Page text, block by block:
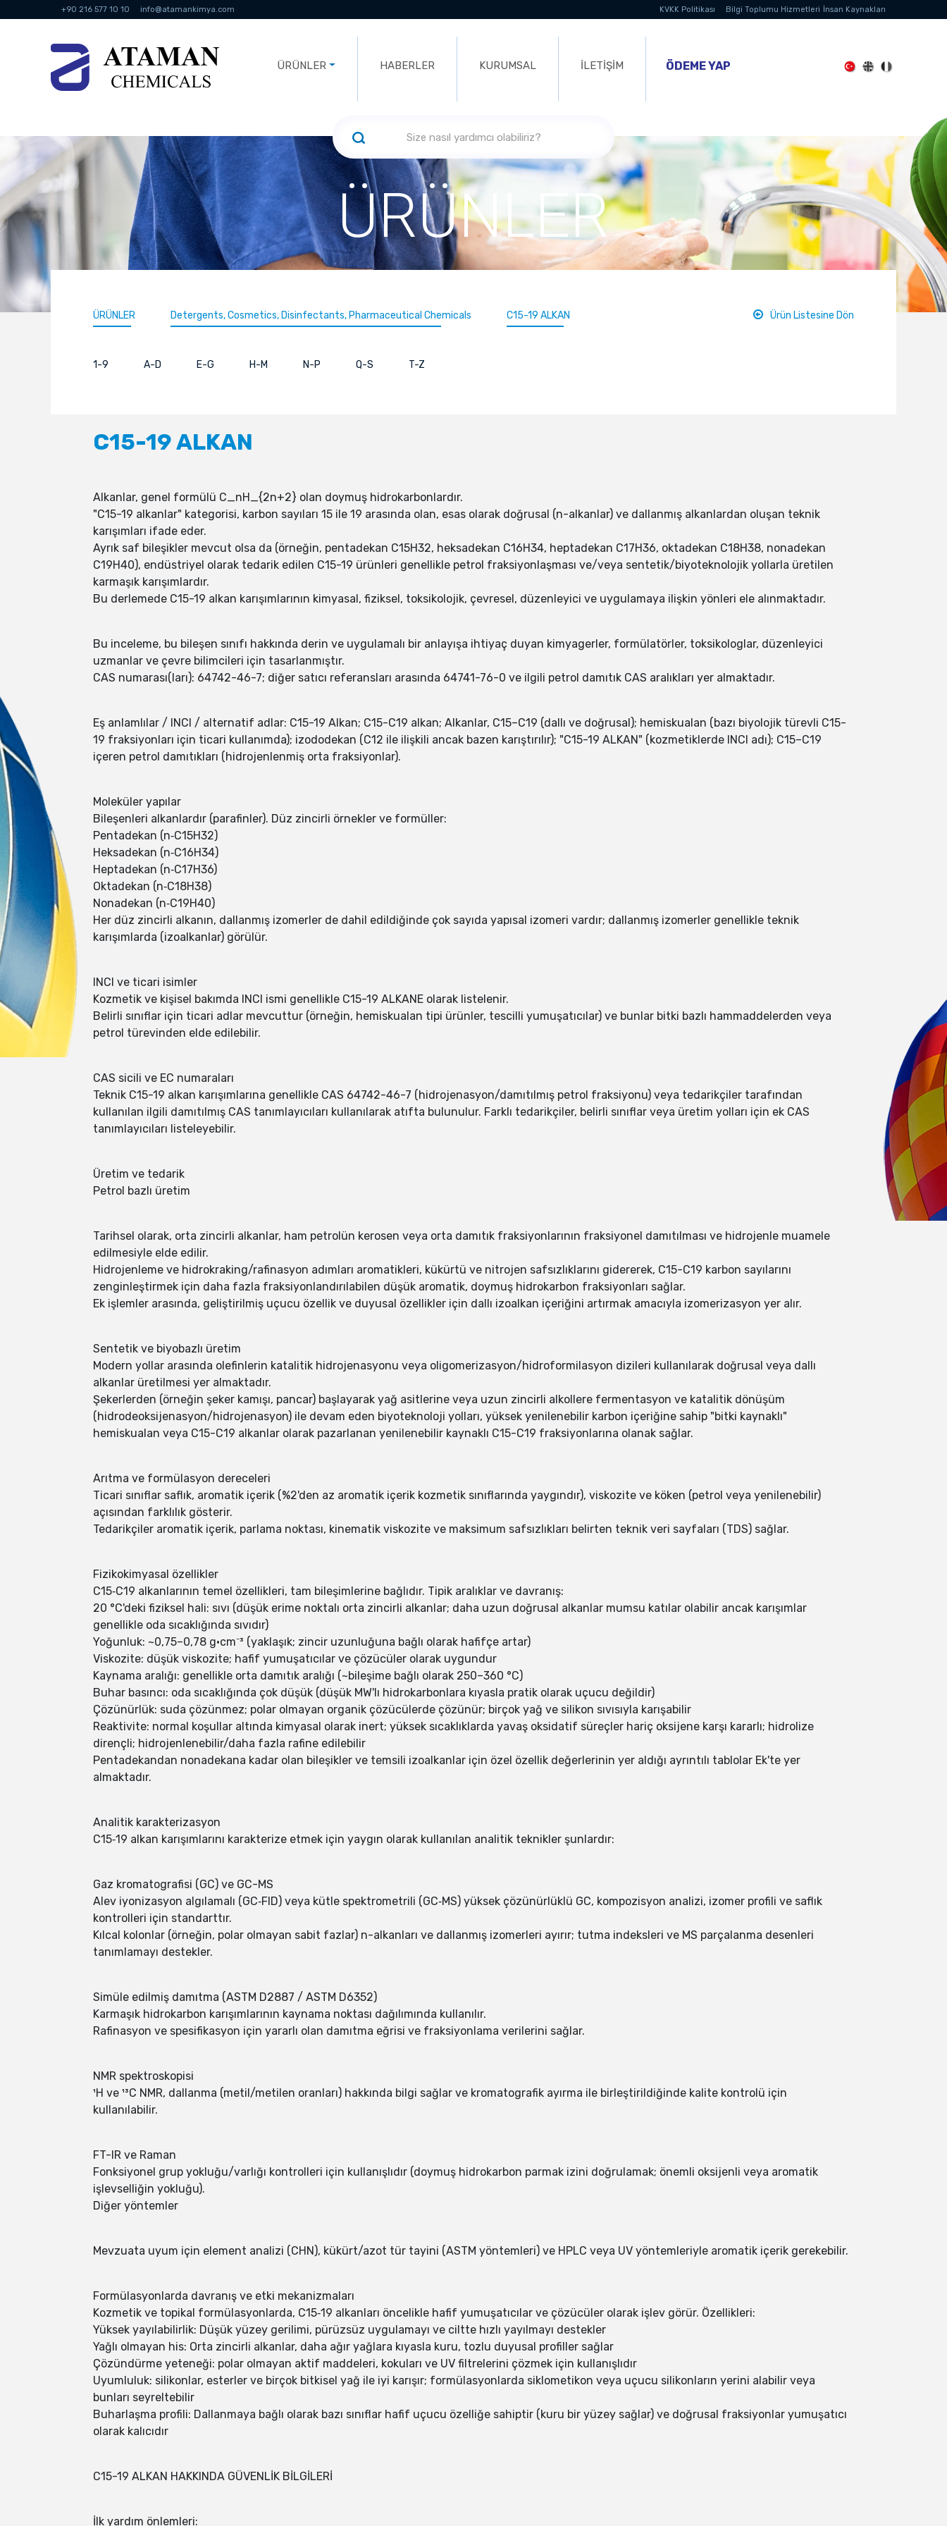
+90 216 577 10 10 info@atamankimya.com KVKK Politikası Bilgi Toplumu Hizmetleri İnsan Kaynakları
ÜRÜNLER HABERLER KURUMSAL İLETİŞİM ÖDEME YAP
ÜRÜNLER
ÜRÜNLER Detergents, Cosmetics, Disinfectants, Pharmaceutical Chemicals C15-19 ALKAN Ürün Listesine Dön
1-9 A-D E-G H-M N-P Q-S T-Z
C15-19 ALKAN
Alkanlar, genel formülü C_nH_{2n+2} olan doymuş hidrokarbonlardır.
"C15-19 alkanlar" kategorisi, karbon sayıları 15 ile 19 arasında olan, esas olarak doğrusal (n-alkanlar) ve dallanmış alkanlardan oluşan teknik
karışımları ifade eder.
Ayrık saf bileşikler mevcut olsa da (örneğin, pentadekan C15H32, heksadekan C16H34, heptadekan C17H36, oktadekan C18H38, nonadekan
C19H40), endüstriyel olarak tedarik edilen C15-19 ürünleri genellikle petrol fraksiyonlaşması ve/veya sentetik/biyoteknolojik yollarla üretilen
karmaşık karışımlardır.
Bu derlemede C15-19 alkan karışımlarının kimyasal, fiziksel, toksikolojik, çevresel, düzenleyici ve uygulamaya ilişkin yönleri ele alınmaktadır.
Bu inceleme, bu bileşen sınıfı hakkında derin ve uygulamalı bir anlayışa ihtiyaç duyan kimyagerler, formülatörler, toksikologlar, düzenleyici
uzmanlar ve çevre bilimcileri için tasarlanmıştır.
CAS numarası(ları): 64742-46-7; diğer satıcı referansları arasında 64741-76-0 ve ilgili petrol damıtık CAS aralıkları yer almaktadır.
Eş anlamlılar / INCI / alternatif adlar: C15-19 Alkan; C15-C19 alkan; Alkanlar, C15–C19 (dallı ve doğrusal); hemiskualan (bazı biyolojik türevli C15-
19 fraksiyonları için ticari kullanımda); izododekan (C12 ile ilişkili ancak bazen karıştırılır); "C15-19 ALKAN" (kozmetiklerde INCI adı); C15–C19
içeren petrol damıtıkları (hidrojenlenmiş orta fraksiyonlar).
Moleküler yapılar
Bileşenleri alkanlardır (parafinler). Düz zincirli örnekler ve formüller:
Pentadekan (n‑C15H32)
Heksadekan (n‑C16H34)
Heptadekan (n‑C17H36)
Oktadekan (n‑C18H38)
Nonadekan (n‑C19H40)
Her düz zincirli alkanın, dallanmış izomerler de dahil edildiğinde çok sayıda yapısal izomeri vardır; dallanmış izomerler genellikle teknik
karışımlarda (izoalkanlar) görülür.
INCI ve ticari isimler
Kozmetik ve kişisel bakımda INCI ismi genellikle C15-19 ALKANE olarak listelenir.
Belirli sınıflar için ticari adlar mevcuttur (örneğin, hemiskualan tipi ürünler, tescilli yumuşatıcılar) ve bunlar bitki bazlı hammaddelerden veya
petrol türevinden elde edilebilir.
CAS sicili ve EC numaraları
Teknik C15-19 alkan karışımlarına genellikle CAS 64742-46-7 (hidrojenasyon/damıtılmış petrol fraksiyonu) veya tedarikçiler tarafından
kullanılan ilgili damıtılmış CAS tanımlayıcıları kullanılarak atıfta bulunulur. Farklı tedarikçiler, belirli sınıflar veya üretim yolları için ek CAS
tanımlayıcıları listeleyebilir.
Üretim ve tedarik
Petrol bazlı üretim
Tarihsel olarak, orta zincirli alkanlar, ham petrolün kerosen veya orta damıtık fraksiyonlarının fraksiyonel damıtılması ve hidrojenle muamele
edilmesiyle elde edilir.
Hidrojenleme ve hidrokraking/rafinasyon adımları aromatikleri, kükürtü ve nitrojen safsızlıklarını gidererek, C15-C19 karbon sayılarını
zenginleştirmek için daha fazla fraksiyonlandırılabilen düşük aromatik, doymuş hidrokarbon fraksiyonları sağlar.
Ek işlemler arasında, geliştirilmiş uçucu özellik ve duyusal özellikler için dallı izoalkan içeriğini artırmak amacıyla izomerizasyon yer alır.
Sentetik ve biyobazlı üretim
Modern yollar arasında olefinlerin katalitik hidrojenasyonu veya oligomerizasyon/hidroformilasyon dizileri kullanılarak doğrusal veya dallı
alkanlar üretilmesi yer almaktadır.
Şekerlerden (örneğin şeker kamışı, pancar) başlayarak yağ asitlerine veya uzun zincirli alkollere fermentasyon ve katalitik dönüşüm
(hidrodeoksijenasyon/hidrojenasyon) ile devam eden biyoteknoloji yolları, yüksek yenilenebilir karbon içeriğine sahip "bitki kaynaklı"
hemiskualan veya C15-C19 alkanlar olarak pazarlanan yenilenebilir kaynaklı C15-C19 fraksiyonlarına olanak sağlar.
Arıtma ve formülasyon dereceleri
Ticari sınıflar saflık, aromatik içerik (%2'den az aromatik içerik kozmetik sınıflarında yaygındır), viskozite ve köken (petrol veya yenilenebilir)
açısından farklılık gösterir.
Tedarikçiler aromatik içerik, parlama noktası, kinematik viskozite ve maksimum safsızlıkları belirten teknik veri sayfaları (TDS) sağlar.
Fizikokimyasal özellikler
C15‑C19 alkanlarının temel özellikleri, tam bileşimlerine bağlıdır. Tipik aralıklar ve davranış:
20 °C'deki fiziksel hali: sıvı (düşük erime noktalı orta zincirli alkanlar; daha uzun doğrusal alkanlar mumsu katılar olabilir ancak karışımlar
genellikle oda sıcaklığında sıvıdır)
Yoğunluk: ~0,75–0,78 g·cm⁻³ (yaklaşık; zincir uzunluğuna bağlı olarak hafifçe artar)
Viskozite: düşük viskozite; hafif yumuşatıcılar ve çözücüler olarak uygundur
Kaynama aralığı: genellikle orta damıtık aralığı (~bileşime bağlı olarak 250–360 °C)
Buhar basıncı: oda sıcaklığında çok düşük (düşük MW'lı hidrokarbonlara kıyasla pratik olarak uçucu değildir)
Çözünürlük: suda çözünmez; polar olmayan organik çözücülerde çözünür; birçok yağ ve silikon sıvısıyla karışabilir
Reaktivite: normal koşullar altında kimyasal olarak inert; yüksek sıcaklıklarda yavaş oksidatif süreçler hariç oksijene karşı kararlı; hidrolize
dirençli; hidrojenlenebilir/daha fazla rafine edilebilir
Pentadekandan nonadekana kadar olan bileşikler ve temsili izoalkanlar için özel özellik değerlerinin yer aldığı ayrıntılı tablolar Ek'te yer
almaktadır.
Analitik karakterizasyon
C15‑19 alkan karışımlarını karakterize etmek için yaygın olarak kullanılan analitik teknikler şunlardır:
Gaz kromatografisi (GC) ve GC-MS
Alev iyonizasyon algılamalı (GC‑FID) veya kütle spektrometrili (GC‑MS) yüksek çözünürlüklü GC, kompozisyon analizi, izomer profili ve saflık
kontrolleri için standarttır.
Kılcal kolonlar (örneğin, polar olmayan sabit fazlar) n-alkanları ve dallanmış izomerleri ayırır; tutma indeksleri ve MS parçalanma desenleri
tanımlamayı destekler.
Simüle edilmiş damıtma (ASTM D2887 / ASTM D6352)
Karmaşık hidrokarbon karışımlarının kaynama noktası dağılımında kullanılır.
Rafinasyon ve spesifikasyon için yararlı olan damıtma eğrisi ve fraksiyonlama verilerini sağlar.
NMR spektroskopisi
¹H ve ¹³C NMR, dallanma (metil/metilen oranları) hakkında bilgi sağlar ve kromatografik ayırma ile birleştirildiğinde kalite kontrolü için
kullanılabilir.
FT-IR ve Raman
Fonksiyonel grup yokluğu/varlığı kontrolleri için kullanışlıdır (doymuş hidrokarbon parmak izini doğrulamak; önemli oksijenli veya aromatik
işlevselliğin yokluğu).
Diğer yöntemler
Mevzuata uyum için element analizi (CHN), kükürt/azot tür tayini (ASTM yöntemleri) ve HPLC veya UV yöntemleriyle aromatik içerik gerekebilir.
Formülasyonlarda davranış ve etki mekanizmaları
Kozmetik ve topikal formülasyonlarda, C15‑19 alkanları öncelikle hafif yumuşatıcılar ve çözücüler olarak işlev görür. Özellikleri:
Yüksek yayılabilirlik: Düşük yüzey gerilimi, pürüzsüz uygulamayı ve ciltte hızlı yayılmayı destekler
Yağlı olmayan his: Orta zincirli alkanlar, daha ağır yağlara kıyasla kuru, tozlu duyusal profiller sağlar
Çözündürme yeteneği: polar olmayan aktif maddeleri, kokuları ve UV filtrelerini çözmek için kullanışlıdır
Uyumluluk: silikonlar, esterler ve birçok bitkisel yağ ile iyi karışır; formülasyonlarda siklometikon veya uçucu silikonların yerini alabilir veya
bunları seyreltebilir
Buharlaşma profili: Dallanmaya bağlı olarak bazı sınıflar hafif uçucu özelliğe sahiptir (kuru bir yüzey sağlar) ve doğrusal fraksiyonlar yumuşatıcı
olarak kalıcıdır
C15-19 ALKAN HAKKINDA GÜVENLİK BİLGİLERİ
İlk yardım önlemleri: